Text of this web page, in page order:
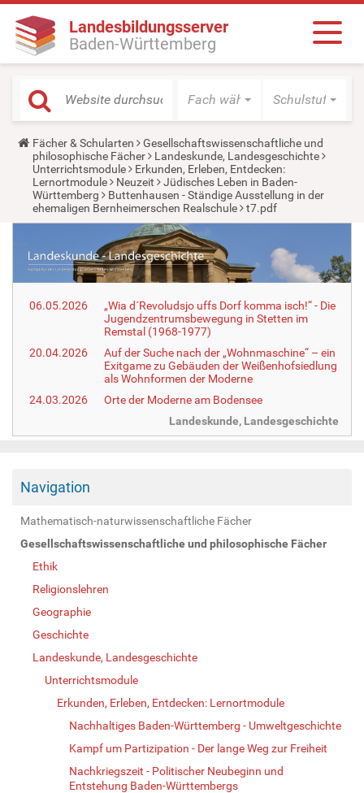
Landesbildungsserver
Baden-Württemberg
Fach wählen Schulstufe
Y
o
u
a
r
e
h
e
:
Fächer & Schularten
Gesellschaftswissenschaftliche und
philosophische Fächer
Landeskunde, Landesgeschichte
Unterrichtsmodule
Erkunden, Erleben, Entdecken:
Lernortmodule
Neuzeit
Jüdisches Leben in Baden-
Württemberg
Buttenhausen - Ständige Ausstellung in der
ehemaligen Bernheimerschen Realschule
t7.pdf
06.05.2026
„Wia d´Revoludsjo uffs Dorf komma isch!“ - Die
Jugendzentrumsbewegung in Stetten im
Remstal (1968-1977)
20.04.2026
Auf der Suche nach der „Wohnmaschine“ – ein
Exitgame zu Gebäuden der Weißenhofsiedlung
als Wohnformen der Moderne
24.03.2026
Orte der Moderne am Bodensee
Landeskunde, Landesgeschichte
Navigation
Mathematisch-naturwissenschaftliche Fächer
Gesellschaftswissenschaftliche und philosophische Fächer
Ethik
Religionslehren
Geographie
Geschichte
Landeskunde, Landesgeschichte
Unterrichtsmodule
Erkunden, Erleben, Entdecken: Lernortmodule
Nachhaltiges Baden-Württemberg - Umweltgeschichte
Kampf um Partizipation - Der lange Weg zur Freiheit
Nachkriegszeit - Politischer Neubeginn und
Entstehung Baden-Württembergs